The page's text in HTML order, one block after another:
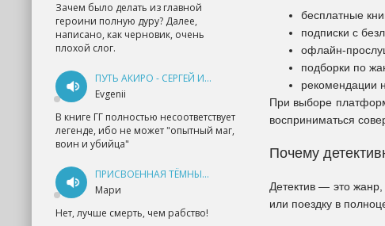
бесплатные
подписки с
офлайн-
подборки по
рекомендации
При выборе
восприниматься
Почему
Детектив — это
или поездку в
Зачем было делать из главной
героини полную дуру? Далее,
написано, как черновик, очень
плохой слог.
ПУТЬ АКИРО - СЕРГЕЙ ИЗМАЙЛОВ
Evgenii
В книге ГГ полностью несоответствует
легенде, ибо не может "опытный маг,
воин и убийца"
ПРИСВОЕННАЯ ТЁМНЫМ. ПРОКЛЯТАЯ ЛЮБОВЬ - АННА ГЕРР
Мари
Нет, лучше смерть, чем рабство!